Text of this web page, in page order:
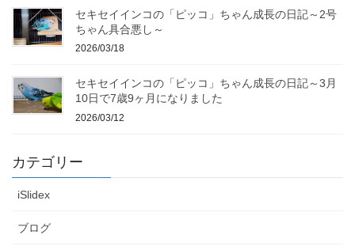
セキセイインコの「ピッコ」ちゃん成長の日記～2号
ちゃん具合悪し～
2026/03/18
セキセイインコの「ピッコ」ちゃん成長の日記～3月
10日で7歳9ヶ月になりました
2026/03/12
カテゴリー
iSlidex
ブログ